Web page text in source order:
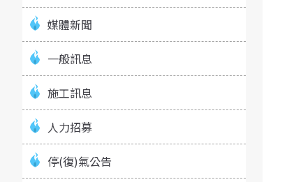
媒體新聞
一般訊息
施工訊息
人力招募
停(復)氣公告